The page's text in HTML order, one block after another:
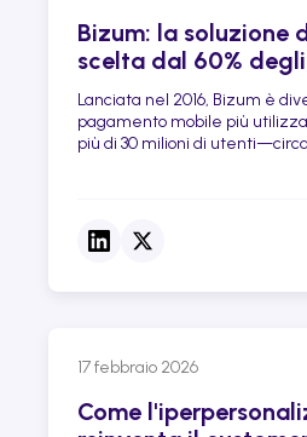
Bizum: la soluzione
scelta dal 60%
Lanciata nel 2016, Bizum è
pagamento mobile più
più di 30 milioni di utenti—circa
17 febbraio 2026
Come